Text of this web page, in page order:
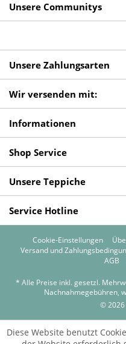
Unsere Communitys
Unsere Zahlungsarten
Wir versenden mit:
Informationen
Shop Service
Unsere Teppiche
Service Hotline
Cookie-Einstellungen
Versand und
AGB
* Alle Preise inkl. gesetzl.
Nachnahmegebühren,
© 2026
Diese Website benutzt